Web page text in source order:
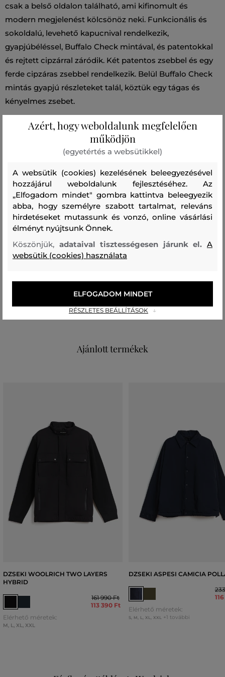
csak a belső oldalon található, ami kifinomult és
modern megjelenést kölcsönöz neki. Funkcionális és
sokoldalú, levehető kapucnival rendelkezik,
gyapjúbéléssel, Buffalo Check mintával, és patentokkal
és rejtett cipzárral záródik. Két patentos zsebbel és egy
ferde cipzáras zsebbel rendelkezik. Belül Buffalo Check
mintás gyapjú részleteket talál, köztük egy tágas és
kényelmes zsebet.
Szezon: FW23
Termék kódja
0853MRUT3077-623-WA-31093
Összetétel
bélésanyag
GYAPJÚ
60 %
POLIÉSZTER
35 %
POLIAMID
5 %
felső anyag
POLIAMID
KACSA PEHELY TOLL TOLLAK
10 %
Ajánlott termékek
DZSEKI WOOLRICH TWO LAYERS
HYBRID
161 990 Ft
113 390 Ft
Elérhető méretek:
M, L, XL, XXL
DZSEKI ASPESI CAMICIA
Elérhető méretek:
S M L XL XXL +1 további
Azért, hogy weboldalunk megfelelően
működjön
(egyetértés a websütikkel)
A websütik (cookies) kezelésének beleegyezésével
hozzájárul weboldalunk fejlesztéséhez. Az
„Elfogadom mindet" gombra kattintva beleegyezik
abba, hogy személyre szabott tartalmat, releváns
hirdetéseket mutassunk és vonzó, online vásárlási
élményt nyújtsunk Önnek.
Köszönjük, adataival tisztességesen járunk el.A
websütik (cookies) használata
RÉSZLETES BEÁLLÍTÁSOK
ELFOGADOM MINDET